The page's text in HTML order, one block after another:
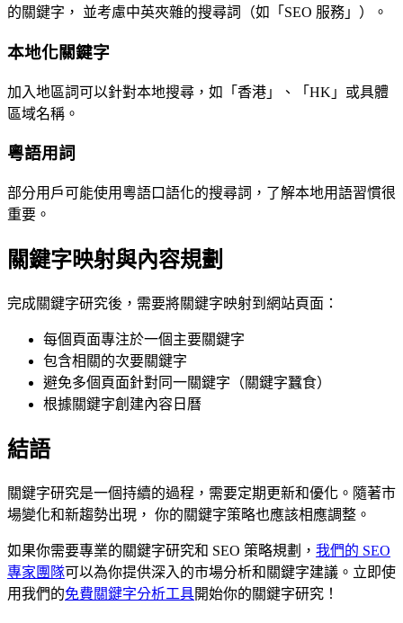
的關鍵字， 並考慮中英夾雜的搜尋詞（如「SEO 服務」）。
本地化關鍵字
加入地區詞可以針對本地搜尋，如「香港」、「HK」或具體
區域名稱。
粵語用詞
部分用戶可能使用粵語口語化的搜尋詞，了解本地用語習慣很
重要。
關鍵字映射與內容規劃
完成關鍵字研究後，需要將關鍵字映射到網站頁面：
每個頁面專注於一個主要關鍵字
包含相關的次要關鍵字
避免多個頁面針對同一關鍵字（關鍵字蠶食）
根據關鍵字創建內容日曆
結語
關鍵字研究是一個持續的過程，需要定期更新和優化。隨著市
場變化和新趨勢出現， 你的關鍵字策略也應該相應調整。
如果你需要專業的關鍵字研究和 SEO 策略規劃， 我們的 SEO
專家團隊可以為你提供深入的市場分析和關鍵字建議。立即使
用我們的免費關鍵字分析工具開始你的關鍵字研究！